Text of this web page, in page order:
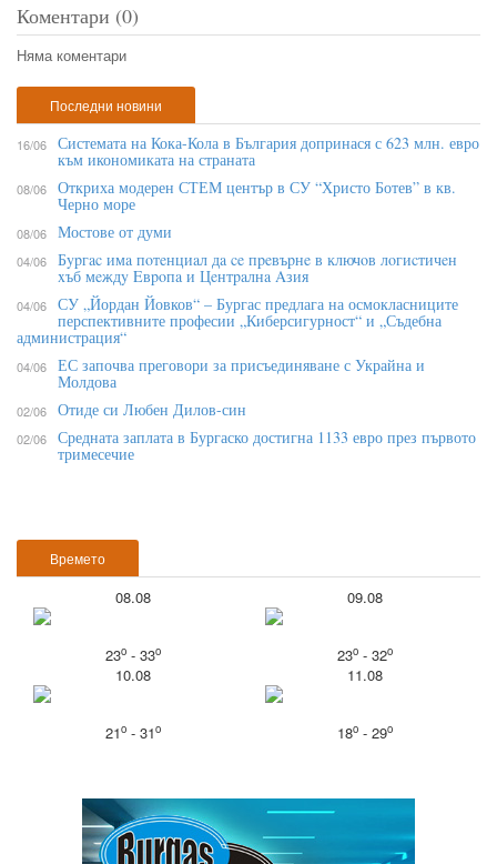
Коментари (0)
Няма коментари
Времето
08.08
23o- 33o
09.08
23o- 32o
10.08
21o- 31o
11.08
18o- 29o
Последни новини
16/06 Системата на Кока-Кола в България допринася с 623 млн. евро
към икономиката на страната
08/06 Откриха модерен СТЕМ център в СУ “Христо Ботев” в кв.
Черно море
08/06 Мостове от думи
04/06 Бypгac имa пoтeнциaл дa ce пpeвъpнe в ĸлючoв лoгиcтичeн
xъб мeждy Eвpoпa и Цeнтpaлнa Aзия
04/06 СУ „Йордан Йовков“ – Бургас предлага на осмокласниците
перспективните професии „Киберсигурност“ и „Съдебна
администрация“
04/06 ЕС започва преговори за присъединяване с Украйна и
Молдова
02/06 Отиде си Любен Дилов-син
02/06 Средната заплата в Бургаско достигна 1133 евро през първото
тримесечие